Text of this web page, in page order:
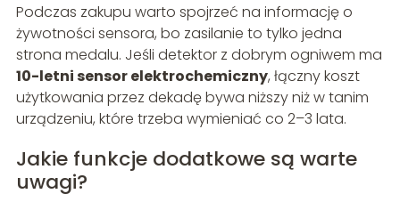
Podczas zakupu warto spojrzeć na informację o
żywotności sensora, bo zasilanie to tylko jedna
strona medalu. Jeśli detektor z dobrym ogniwem ma
10-letni sensor elektrochemiczny, łączny koszt
użytkowania przez dekadę bywa niższy niż w tanim
urządzeniu, które trzeba wymieniać co 2–3 lata.
Jakie funkcje dodatkowe są warte
uwagi?